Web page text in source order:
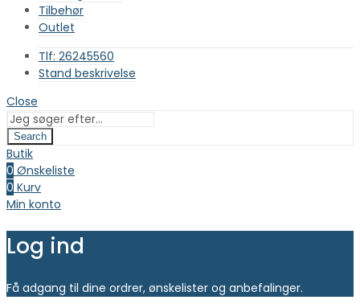
Tilbehør
Outlet
Tlf: 26245560
Stand beskrivelse
Close
Search
Butik
0 Ønskeliste
0 Kurv
Min konto
Log ind
Få adgang til dine ordrer, ønskelister og anbefalinger.